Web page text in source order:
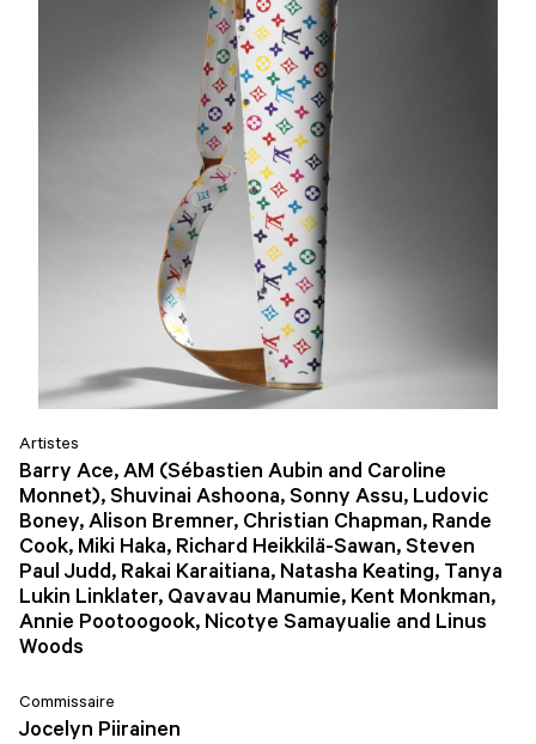
Artistes
Barry Ace, AM (Sébastien Aubin and Caroline
Monnet), Shuvinai Ashoona, Sonny Assu, Ludovic
Boney, Alison Bremner, Christian Chapman, Rande
Cook, Miki Haka, Richard Heikkilä-Sawan, Steven
Paul Judd, Rakai Karaitiana, Natasha Keating, Tanya
Lukin Linklater, Qavavau Manumie, Kent Monkman,
Annie Pootoogook, Nicotye Samayualie and Linus
Woods
Commissaire
Jocelyn Piirainen